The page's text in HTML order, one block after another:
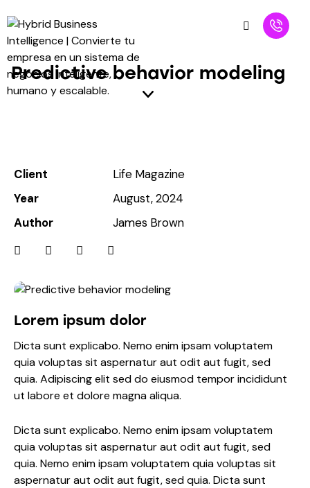
Predictive behavior modeling
Client
Life Magazine
Year
August, 2024
Author
James Brown
Lorem ipsum dolor
Dicta sunt explicabo. Nemo enim ipsam voluptatem
quia voluptas sit aspernatur aut odit aut fugit, sed
quia. Adipiscing elit sed do eiusmod tempor incididunt
ut labore et dolore magna aliqua.
Dicta sunt explicabo. Nemo enim ipsam voluptatem
quia voluptas sit aspernatur aut odit aut fugit, sed
quia. Nemo enim ipsam voluptatem quia voluptas sit
aspernatur aut odit aut fugit, sed quia. Dicta sunt